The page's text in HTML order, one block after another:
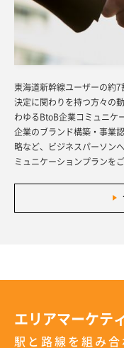
東海道新幹線ユーザーの約
決定に関わりを持つ方々の
わゆるBtoB企業コミュニケ
企業のブランド構築・事業
略など、ビジネスパーソン
ミュニケーションプランを
エリアマーケテ
駅と路線を組み